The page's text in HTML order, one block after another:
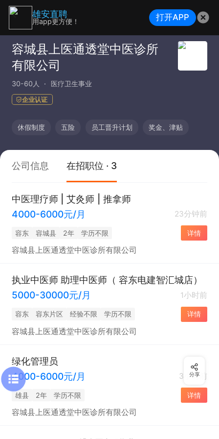
容城县上医通透堂中医诊所
有限公司
30-60人 医疗卫生事业
企业认证
休假制度 五险 员工晋升计划 奖金、津贴
公司信息 在招职位 · 3
中医理疗师 | 艾灸师 | 推拿师
4000-6000元/月
23分钟前
容东 容城县 2年 学历不限 详情
容城县上医通透堂中医诊所有限公司
执业中医师 助理中医师（ 容东电建智汇城店）
5000-30000元/月
1小时前
容东 容东片区 经验不限 学历不限 详情
容城县上医通透堂中医诊所有限公司
绿化管理员
4000-6000元/月
3小时前
雄县 2年 学历不限 详情
容城县上医通透堂中医诊所有限公司
分享
雄安直聘
用app更方便！ 打开APP